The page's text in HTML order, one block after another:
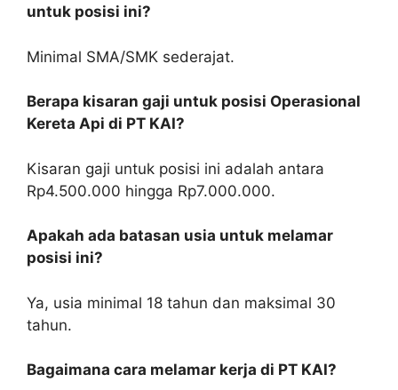
untuk posisi ini?
Minimal SMA/SMK sederajat.
Berapa kisaran gaji untuk posisi Operasional
Kereta Api di PT KAI?
Kisaran gaji untuk posisi ini adalah antara
Rp4.500.000 hingga Rp7.000.000.
Apakah ada batasan usia untuk melamar
posisi ini?
Ya, usia minimal 18 tahun dan maksimal 30
tahun.
Bagaimana cara melamar kerja di PT KAI?